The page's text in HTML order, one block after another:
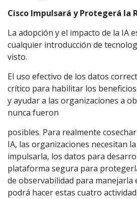
Cisco Impulsará y Protegerá la
La adopción y el impacto de la IA
cualquier introducción de
visto.
El uso efectivo de los datos
crítico para habilitar los
y ayudar a las organizaciones a
nunca fueron
posibles. Para realmente
IA, las organizaciones necesitan
impulsarla, los datos para
plataforma segura para
de observabilidad para manejarla
podrá hacer estas cuatro